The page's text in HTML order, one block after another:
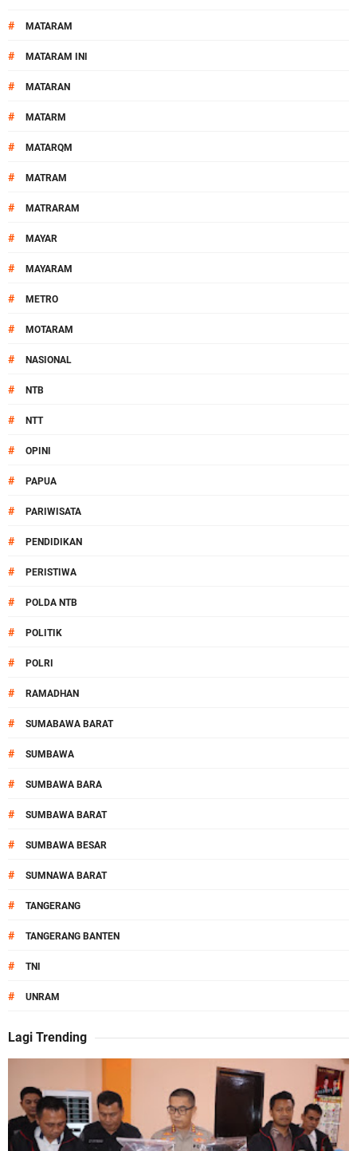
# MATARAM
# MATARAM INI
# MATARAN
# MATARM
# MATARQM
# MATRAM
# MATRARAM
# MAYAR
# MAYARAM
# METRO
# MOTARAM
# NASIONAL
# NTB
# NTT
# OPINI
# PAPUA
# PARIWISATA
# PENDIDIKAN
# PERISTIWA
# POLDA NTB
# POLITIK
# POLRI
# RAMADHAN
# SUMABAWA BARAT
# SUMBAWA
# SUMBAWA BARA
# SUMBAWA BARAT
# SUMBAWA BESAR
# SUMNAWA BARAT
# TANGERANG
# TANGERANG BANTEN
# TNI
# UNRAM
Lagi Trending